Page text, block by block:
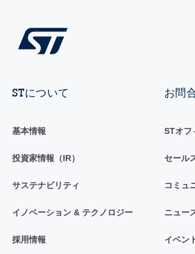
STについて
基本情報
投資家情報（IR）
サステナビリティ
イノベーション & テクノロジー
採用情報
お問
STオフ
セール
コミュ
ニュー
イベン